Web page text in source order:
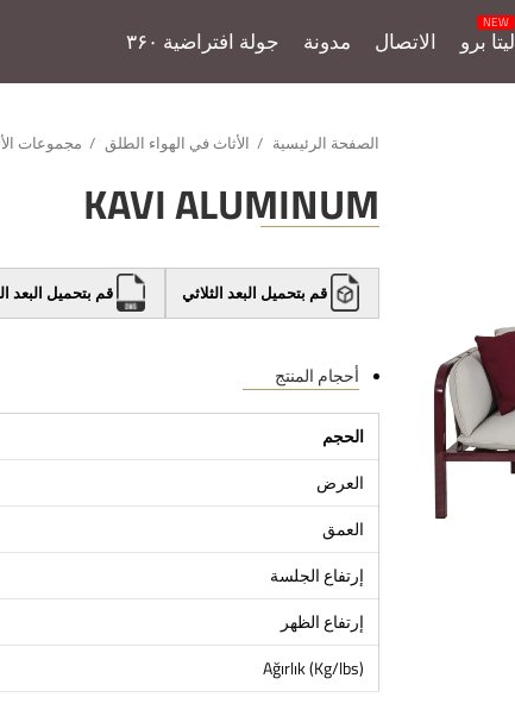
ليتا برو الاتصال مدونة جولة افتراضية ۳۶۰
الصفحة الرئيسية الأثاث في الهواء الطلق مجموعات
KAVI ALUMINUM
قم بتحميل البعد الثلاثي قم بتحميل البعد
أحجام المنتج
الحجم
العرض
العمق
إرتفاع الجلسة
إرتفاع الظهر
Ağırlık (Kg/lbs)